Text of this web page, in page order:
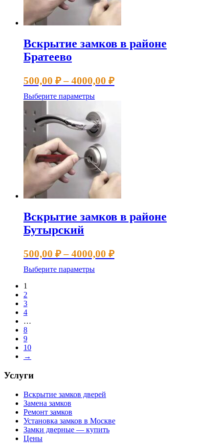
странице
товара.
Вскрытие замков в районе
Братеево
500,00 ₽ – 4000,00 ₽Диапазон
Выберите параметрыЭтот
имеет
несколько
вариаций.
Опции
можно
выбрать
на
странице
товара.
Вскрытие замков в районе
Бутырский
500,00 ₽ – 4000,00 ₽Диапазон
Выберите параметрыЭтот
1
2
3
4
…
8
9
10
→
Услуги
Вскрытие замков дверей
Замена замков
Ремонт замков
Установка замков в Москве
Замки дверные — купить
Цены